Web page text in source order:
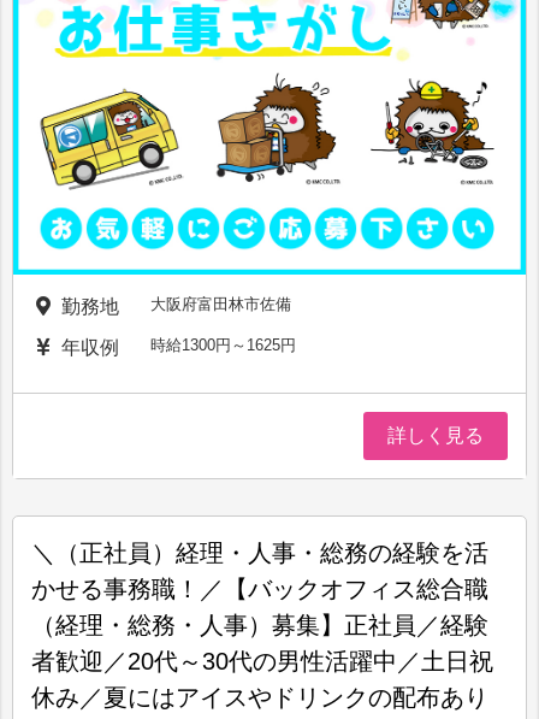
勤務地 大阪府富田林市佐備
年収例 時給1300円～1625円
詳しく見る
＼（正社員）経理・人事・総務の経験を活
かせる事務職！／【バックオフィス総合職
（経理・総務・人事）募集】正社員／経験
者歓迎／20代～30代の男性活躍中／土日祝
休み／夏にはアイスやドリンクの配布あり